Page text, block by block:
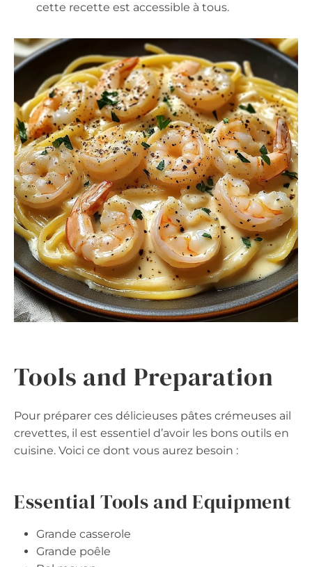
cette recette est accessible à tous.
Tools and Preparation
Pour préparer ces délicieuses pâtes crémeuses ail
crevettes, il est essentiel d’avoir les bons outils en
cuisine. Voici ce dont vous aurez besoin :
Essential Tools and Equipment
Grande casserole
Grande poêle